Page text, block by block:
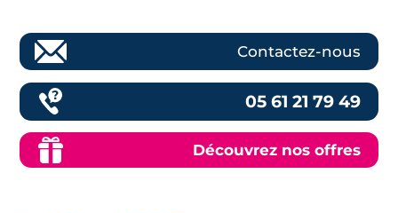
Contactez-nous
05 61 21 79 49
Découvrez nos offres